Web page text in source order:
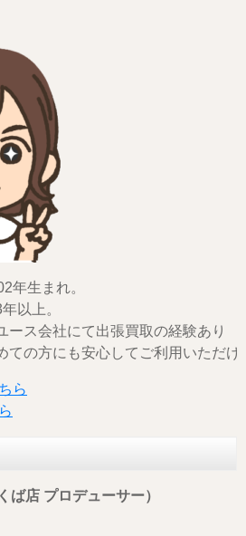
年生まれ。
以上。
ース会社にて出張買取の経験あり
ての方にも安心してご利用いただ
ら
店 プロデューサー）